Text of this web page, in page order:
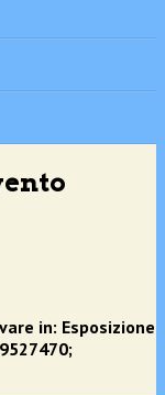
in: Esposizione